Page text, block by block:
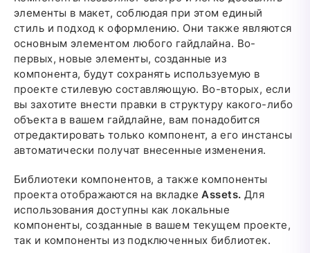
элементы в макет, соблюдая при этом единый
стиль и подход к оформлению. Они также являются
основным элементом любого гайдлайна. Во-
первых, новые элементы, созданные из
компонента, будут сохранять используемую в
проекте стилевую составляющую. Во-вторых, если
вы захотите внести правки в структуру какого-либо
объекта в вашем гайдлайне, вам понадобится
отредактировать только компонент, а его инстансы
автоматически получат внесенные изменения.
Библиотеки компонентов, а также компоненты
проекта отображаются на вкладке Assets. Для
использования доступны как локальные
компоненты, созданные в вашем текущем проекте,
так и компоненты из подключенных библиотек.